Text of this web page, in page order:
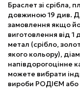
Браслет зі срібла,
довжиною 19 див.
замовлення якщо
виготовлення від
метал (срібло,
якого кольору),
напівдорогоцінне
можете вибрати
вироби РОДІЄМ